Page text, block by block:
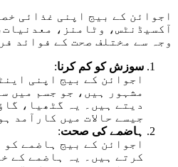
اجوائن کے بیج اپنی غذائی
آکسیڈنٹس، وٹامنز،
وجہ سے مختلف صحت کے فوائد
سوزش کو کم کرنا:
اجوائن کے بیج اپنی
مشہور ہیں، جو جسم میں
دیتے ہیں۔ یہ گٹھیا،
جیسے حالات میں کارآمد
ہاضمے کی صحت:
اجوائن کے بیج ہاضمے
کرتے ہیں۔ یہ ہاضمے کے